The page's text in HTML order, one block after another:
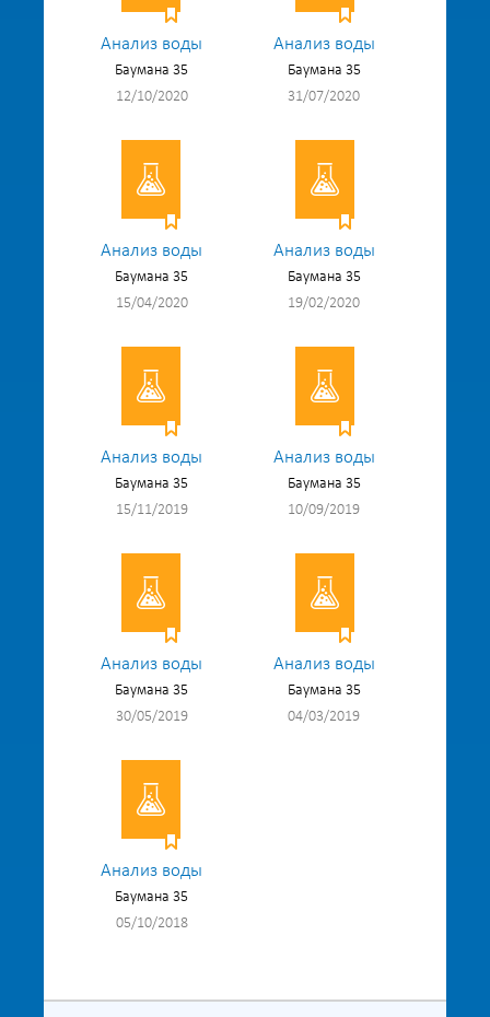
Анализ воды
Баумана 35
12/10/2020
Анализ воды
Баумана 35
31/07/2020
Анализ воды
Баумана 35
15/04/2020
Анализ воды
Баумана 35
19/02/2020
Анализ воды
Баумана 35
15/11/2019
Анализ воды
Баумана 35
10/09/2019
Анализ воды
Баумана 35
30/05/2019
Анализ воды
Баумана 35
04/03/2019
Анализ воды
Баумана 35
05/10/2018